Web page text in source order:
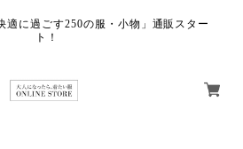
適に過ごす250の服・小物」通販スター
ト！